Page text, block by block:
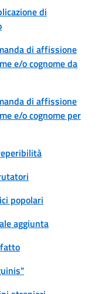
di
di affissione
e/o cognome da
di affissione
e/o cognome per
popolari
aggiunta